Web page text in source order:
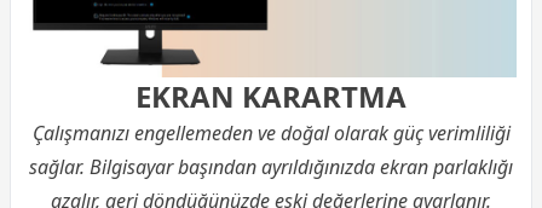
EKRAN KARARTMA
Çalışmanızı engellemeden ve doğal olarak güç verimliliği
sağlar. Bilgisayar başından ayrıldığınızda ekran parlaklığı
azalır, geri döndüğünüzde eski değerlerine ayarlanır.